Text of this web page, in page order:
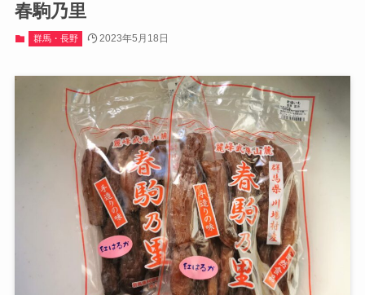
春駒乃里
群馬・長野 2023年5月18日